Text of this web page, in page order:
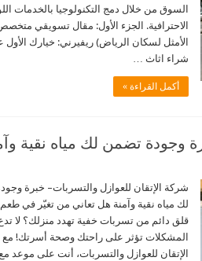
السوق من خلال دمج التكنولوجيا بالخدمات
الاحترافية. الجزء الأول: مقال تسويقي
الأمثل لسكان الرياض) ريفيرني: خيارك الأول
شراء اثاث …
أكمل القراءة »
وجودة تضمن لك مياه نقية
شركة الإتقان للعوازل والتسربات– خبرة
لك مياه نقية وآمنة هل تعاني من تغيّر في طعم
قلق دائم من تسربات خفية تهدد منزلك؟ لا
المشكلات تؤثر على راحتك وصحة أسرتك!
الإتقان للعوازل والتسربات، أنت على موعد